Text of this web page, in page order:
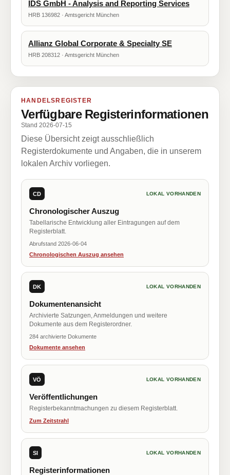
IDS GmbH - Analysis and Reporting Services
HRB 136982 · Amtsgericht München
Allianz Global Corporate & Specialty SE
HRB 208312 · Amtsgericht München
HANDELSREGISTER
Verfügbare Registerinformationen
Stand 2026-07-15
Diese Übersicht zeigt ausschließlich
Registerdokumente und Angaben, die in unserem
lokalen Archiv vorliegen.
CD LOKAL VORHANDEN
Chronologischer Auszug
Tabellarische Entwicklung aller Eintragungen auf dem
Registerblatt.
Abrufstand 2026-06-04
Chronologischen Auszug ansehen
DK LOKAL VORHANDEN
Dokumentenansicht
Archivierte Satzungen, Anmeldungen und weitere
Dokumente aus dem Registerordner.
284 archivierte Dokumente
Dokumente ansehen
VÖ LOKAL VORHANDEN
Veröffentlichungen
Registerbekanntmachungen zu diesem Registerblatt.
Zum Zeitstrahl
SI LOKAL VORHANDEN
Registerinformationen